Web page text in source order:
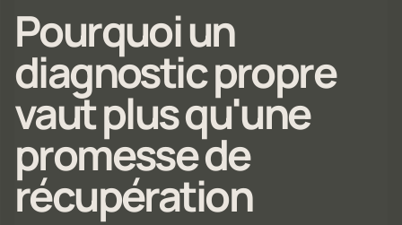
Pourquoi un
diagnostic propre
vaut plus qu'une
promesse de
récupération